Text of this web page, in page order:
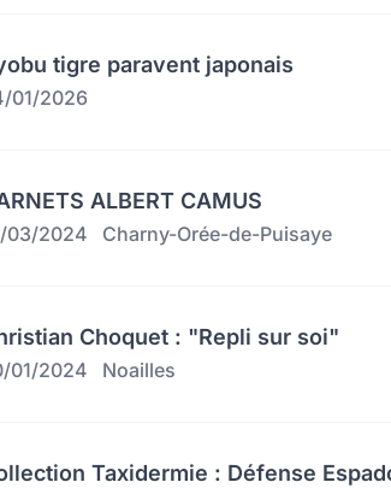
tigre paravent japonais
01/2026
ALBERT CAMUS
03/2024 Charny-Orée-de-Puisaye
Choquet : "Repli sur soi"
01/2024 Noailles
Taxidermie : Défense